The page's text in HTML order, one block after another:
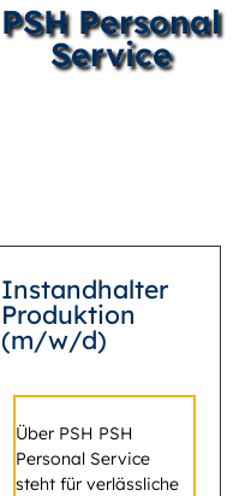
PSH Personal
Service
Instandhalter
Produktion
(m/w/d)
Über PSH PSH
Personal Service
steht für verlässliche